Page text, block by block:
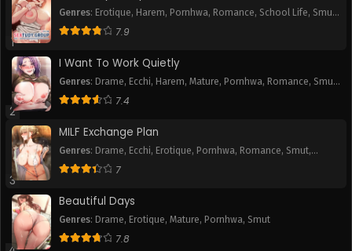
1
Genres: Erotique, Harem, Pornhwa, Romance, School Life, Smut,
Webtoon
7.9
2
I Want To Work Quietly
Genres: Drame, Ecchi, Harem, Mature, Pornhwa, Romance, Smut,
Webtoon
7.4
3
MILF Exchange Plan
Genres: Drame, Ecchi, Erotique, Pornhwa, Romance, Smut,
Webtoon
7
Beautiful Days
Genres: Drame, Erotique, Mature, Pornhwa, Smut
7.8